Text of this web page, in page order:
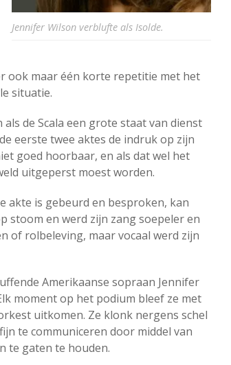
Jennifer Wilson verblufte als Isolde.
ook maar één korte repetitie met het
situatie.
de Scala een grote staat van dienst
eerste twee aktes de indruk op zijn
goed hoorbaar, en als dat wel het
uitgeperst moest worden.
akte is gebeurd en besproken, kan
stoom en werd zijn zang soepeler en
of rolbeleving, maar vocaal werd zijn
Amerikaanse sopraan Jennifer
moment op het podium bleef ze met
uitkomen. Ze klonk nergens schel
te communiceren door middel van
te gaten te houden.